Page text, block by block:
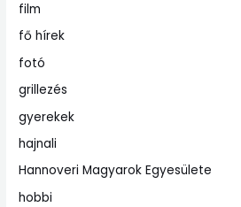
film
fő hírek
fotó
grillezés
gyerekek
hajnali
Hannoveri Magyarok Egyesülete
hobbi